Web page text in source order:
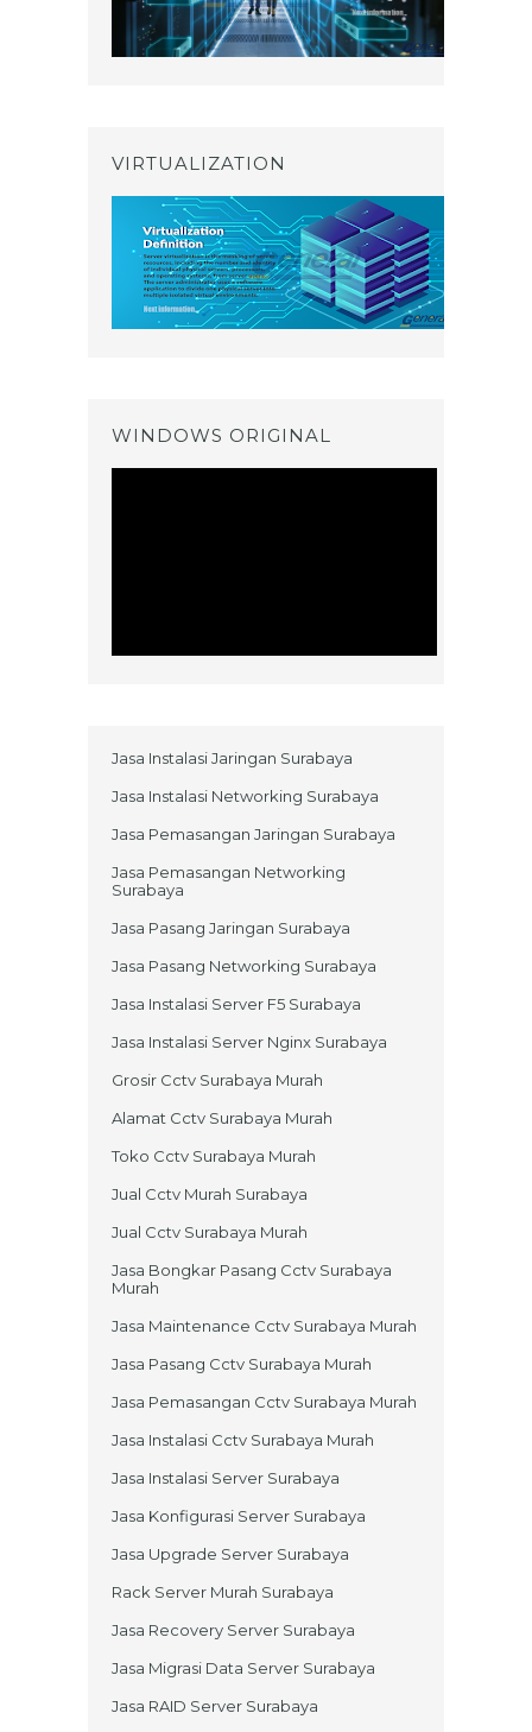
VIRTUALIZATION
WINDOWS ORIGINAL
Jasa Instalasi Jaringan Surabaya
Jasa Instalasi Networking Surabaya
Jasa Pemasangan Jaringan Surabaya
Jasa Pemasangan Networking
Surabaya
Jasa Pasang Jaringan Surabaya
Jasa Pasang Networking Surabaya
Jasa Instalasi Server F5 Surabaya
Jasa Instalasi Server Nginx Surabaya
Grosir Cctv Surabaya Murah
Alamat Cctv Surabaya Murah
Toko Cctv Surabaya Murah
Jual Cctv Murah Surabaya
Jual Cctv Surabaya Murah
Jasa Bongkar Pasang Cctv Surabaya
Murah
Jasa Maintenance Cctv Surabaya Murah
Jasa Pasang Cctv Surabaya Murah
Jasa Pemasangan Cctv Surabaya Murah
Jasa Instalasi Cctv Surabaya Murah
Jasa Instalasi Server Surabaya
Jasa Konfigurasi Server Surabaya
Jasa Upgrade Server Surabaya
Rack Server Murah Surabaya
Jasa Recovery Server Surabaya
Jasa Migrasi Data Server Surabaya
Jasa RAID Server Surabaya